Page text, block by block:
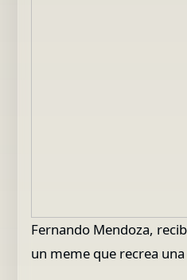
Fernando Mendoza,
un meme que recrea